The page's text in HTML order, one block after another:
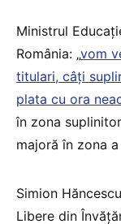
Ministrul
România: „vom
titulari, câți
plata cu ora
în zona
majoră în zona
Simion
Libere din